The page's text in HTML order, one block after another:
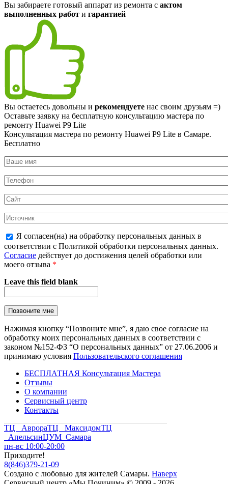
Вы забираете готовый аппарат из ремонта с актом
выполненных работ и гарантией
Вы остаетесь довольны и рекомендуете нас своим друзьям =)
Оставьте заявку на бесплатную консультацию мастера по
ремонту Huawei P9 Lite
Консультация мастера по ремонту Huawei P9 Lite в Самаре.
Бесплатно
Я согласен(на) на обработку персональных данных в
соответствии с Политикой обработки персональных данных.
Согласие действует до достижения целей обработки или
моего отзыва *
Leave this field blank
Нажимая кнопку “Позвоните мне”, я даю свое согласие на
обработку моих персональных данных в соответствии с
законом №152-ФЗ “О персональных данных” от 27.06.2006 и
принимаю условия Пользовательского соглашения
БЕСПЛАТНАЯ Консультация Мастера
Отзывы
О компании
Сервисный центр
Контакты
ТЦ АврораТЦ МаксидомТЦ
АпельсинЦУМ Самара
пн-вс 10:00-20:00
Приходите!
8(846)379-21-09
Создано с любовью для жителей Самары. Наверх